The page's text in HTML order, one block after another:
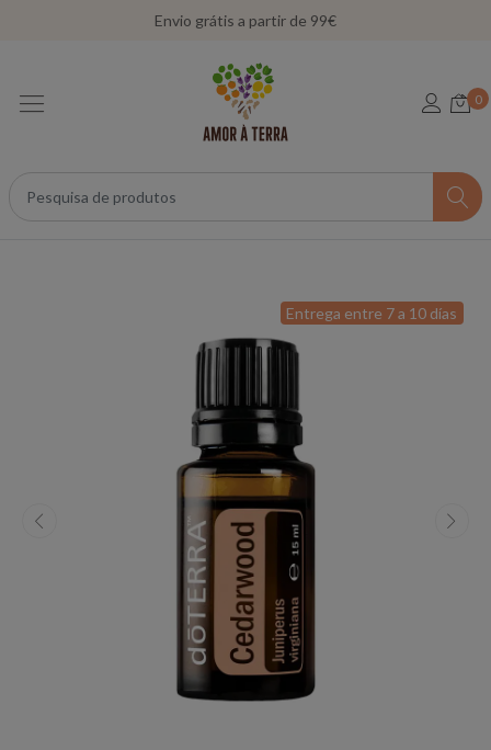
Envio grátis a partir de 99€
0
Entrega entre 7 a 10 días